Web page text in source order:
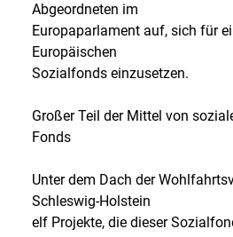
Abgeordneten im
Europaparlament auf, sich für
Europäischen
Sozialfonds einzusetzen.
Großer Teil der Mittel von
Fonds
Unter dem Dach der
Schleswig-Holstein
elf Projekte, die dieser